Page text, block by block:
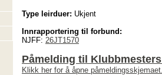
Type leirduer: Ukjent
Innrapportering til forbund:
NJFF: 26JT1570
Påmelding til
Klikk her for å åpne